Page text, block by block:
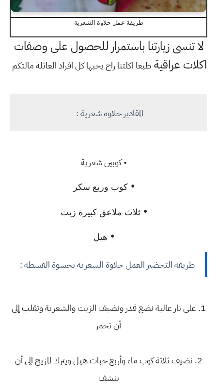
طريقة عمل حلاوة الشعرية
لا تنسى زيارتنا باستمرار للحصول على وصفات
اكلات عراقية طبعا اكلتنا راح يحبها كل افراد العائلة مالتكم
المقادير حلاوة شعرية :
•كوبين شعرية
• كوب وربع سكر
• ثلاث ملاعق كبيرة زيت
• هيل
طريقة التحضير العمل حلاوة الشعرية بحشوة القشطة :
1. على نار عالية نضع قدر ونضيف الزيت والشعرية وتقلب إلى
أن تحمر
2. نضيف ثلاثة كوب ماء وأربع حبات هيل ويترك المزيج إلى أن
ينشف